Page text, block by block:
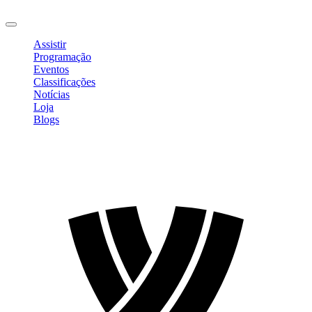
Assistir
Programação
Eventos
Classificações
Notícias
Loja
Blogs